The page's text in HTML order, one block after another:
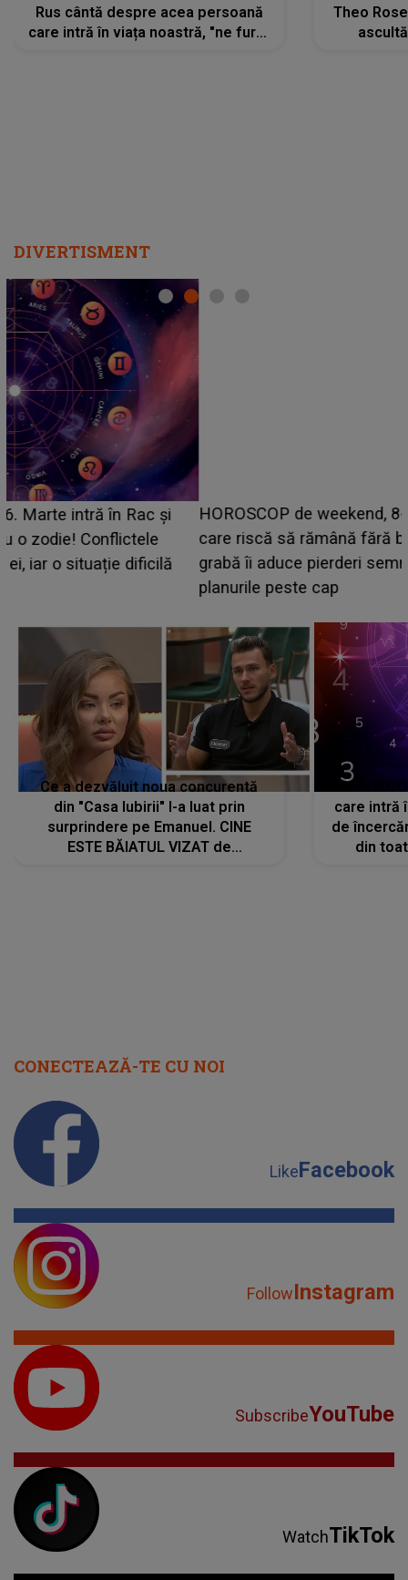
Rus cântă despre acea persoană
care intră în viața noastră, "ne fură"
Theo
DIVERTISMENT
HOROSCOP de weekend, 8-9 august 2026. Zodia
care riscă să rămână fără bani. O decizie luată în
grabă îi aduce pierderi semnificative și îi dă toate
Ce a dezvăluit noua concurentă
din "Casa Iubirii" l-a luat prin
surprindere pe Emanuel. CINE
ESTE BĂIATUL VIZAT de
care intră
de
din
CONECTEAZĂ-TE CU NOI
LikeFacebook
FollowInstagram
SubscribeYouTube
WatchTikTok